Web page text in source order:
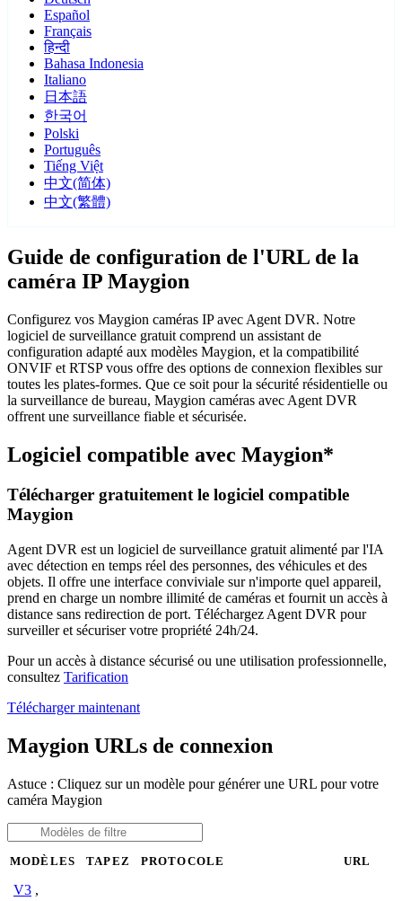
Español
Français
हिन्दी
Bahasa Indonesia
Italiano
日本語
한국어
Polski
Português
Tiếng Việt
中文(简体)
中文(繁體)
Guide de configuration de l'URL de la
caméra IP Maygion
Configurez vos Maygion caméras IP avec Agent DVR. Notre
logiciel de surveillance gratuit comprend un assistant de
configuration adapté aux modèles Maygion, et la compatibilité
ONVIF et RTSP vous offre des options de connexion flexibles sur
toutes les plates-formes. Que ce soit pour la sécurité résidentielle ou
la surveillance de bureau, Maygion caméras avec Agent DVR
offrent une surveillance fiable et sécurisée.
Logiciel compatible avec Maygion*
Télécharger gratuitement le logiciel compatible
Maygion
Agent DVR est un logiciel de surveillance gratuit alimenté par l'IA
avec détection en temps réel des personnes, des véhicules et des
objets. Il offre une interface conviviale sur n'importe quel appareil,
prend en charge un nombre illimité de caméras et fournit un accès à
distance sans redirection de port. Téléchargez Agent DVR pour
surveiller et sécuriser votre propriété 24h/24.
Pour un accès à distance sécurisé ou une utilisation professionnelle,
consultez Tarification
Télécharger maintenant
Maygion URLs de connexion
Astuce : Cliquez sur un modèle pour générer une URL pour votre
caméra Maygion
MODÈLES TAPEZ PROTOCOLE URL
V3 ,